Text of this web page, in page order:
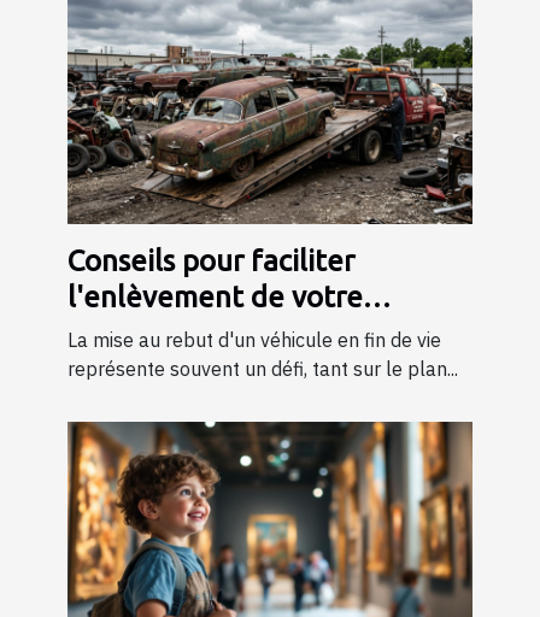
Conseils pour faciliter
l'enlèvement de votre
véhicule en fin de vie
La mise au rebut d'un véhicule en fin de vie
représente souvent un défi, tant sur le plan...